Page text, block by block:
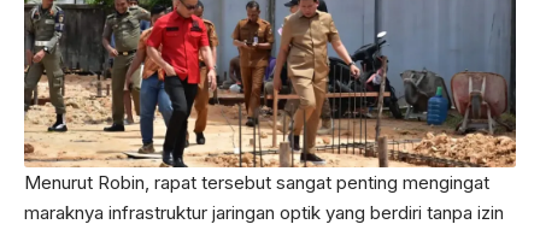
Menurut Robin, rapat tersebut sangat penting mengingat
maraknya infrastruktur jaringan optik yang berdiri tanpa izin